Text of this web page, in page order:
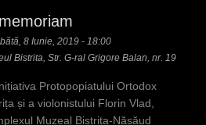
8 Iunie, 2019 - 18:00
Bistrita, Str. G-ral Grigore Balan, nr. 19
Protopopiatului Ortodox
și a violonistului Florin Vlad,
Muzeal Bistrița-Năsăud